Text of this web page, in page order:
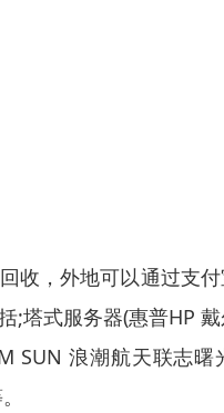
收，外地可以通过支
塔式服务器(惠普HP
SUN 浪潮航天联志